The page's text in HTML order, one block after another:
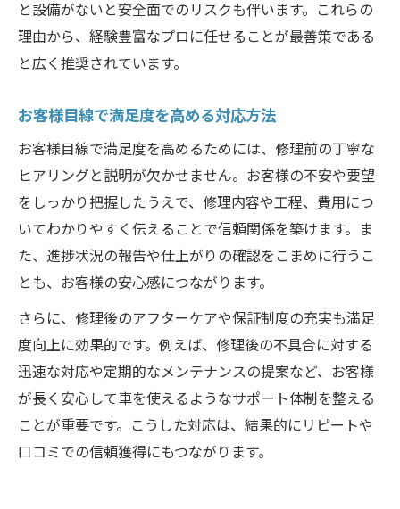
と設備がないと安全面でのリスクも伴います。これらの
理由から、経験豊富なプロに任せることが最善策である
と広く推奨されています。
お客様目線で満足度を高める対応方法
お客様目線で満足度を高めるためには、修理前の丁寧な
ヒアリングと説明が欠かせません。お客様の不安や要望
をしっかり把握したうえで、修理内容や工程、費用につ
いてわかりやすく伝えることで信頼関係を築けます。ま
た、進捗状況の報告や仕上がりの確認をこまめに行うこ
とも、お客様の安心感につながります。
さらに、修理後のアフターケアや保証制度の充実も満足
度向上に効果的です。例えば、修理後の不具合に対する
迅速な対応や定期的なメンテナンスの提案など、お客様
が長く安心して車を使えるようなサポート体制を整える
ことが重要です。こうした対応は、結果的にリピートや
口コミでの信頼獲得にもつながります。